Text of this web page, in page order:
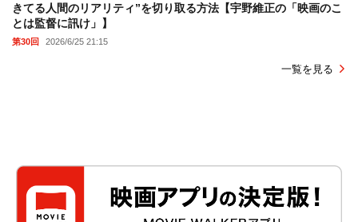
きてる人間のリアリティ”を切り取る方法【宇野維正の「映画のこ
とは監督に訊け」】
第30回 2026/6/25 21:15
一覧を見る